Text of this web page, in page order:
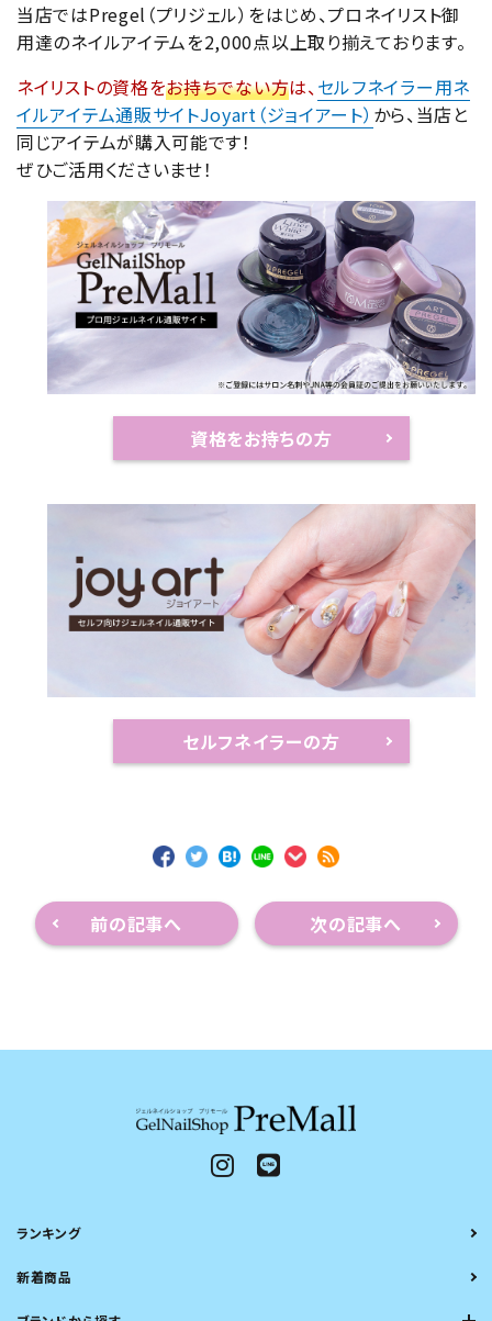
当店ではPregel（プリジェル）をはじめ、プロネイリスト御
用達のネイルアイテムを2,000点以上取り揃えております。
ネイリストの資格をお持ちでない方は、セルフネイラー用ネ
イルアイテム通販サイトJoyart（ジョイアート） から、当店と
同じアイテムが購入可能です！
ぜひご活用くださいませ！
資格をお持ちの方
セルフネイラーの方
前の記事へ 次の記事へ
ランキング
新着商品